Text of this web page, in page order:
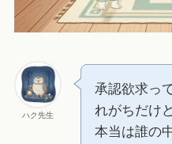
ハク先生
承認欲求っ
れがちだけ
本当は誰の